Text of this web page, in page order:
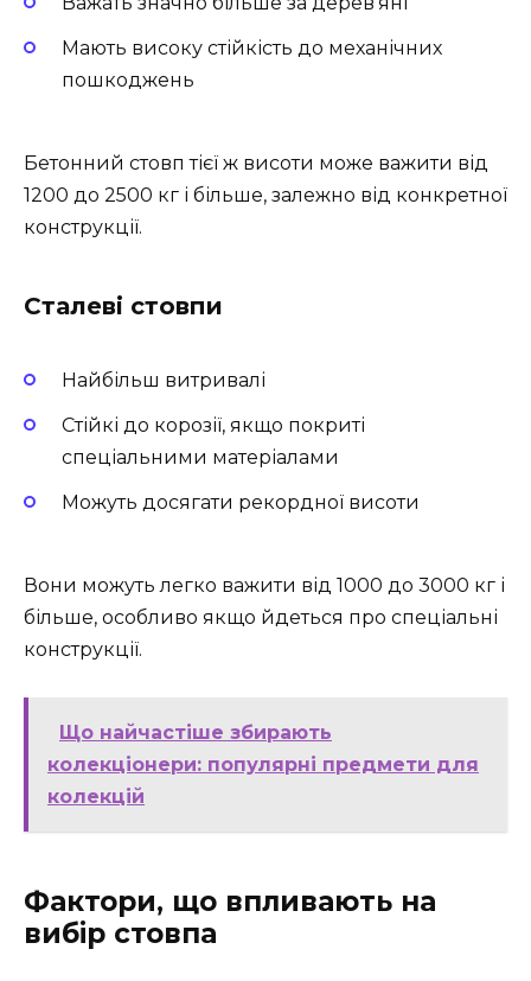
Мають високу стійкість до механічних
пошкоджень
Бетонний стовп тієї ж висоти може важити від
1200 до 2500 кг і більше, залежно від конкретної
конструкції.
Сталеві стовпи
Найбільш витривалі
Стійкі до корозії, якщо покриті
спеціальними матеріалами
Можуть досягати рекордної висоти
Вони можуть легко важити від 1000 до 3000 кг і
більше, особливо якщо йдеться про спеціальні
конструкції.
Що найчастіше збирають
колекціонери: популярні предмети для
колекцій
Фактори, що впливають на
вибір стовпа